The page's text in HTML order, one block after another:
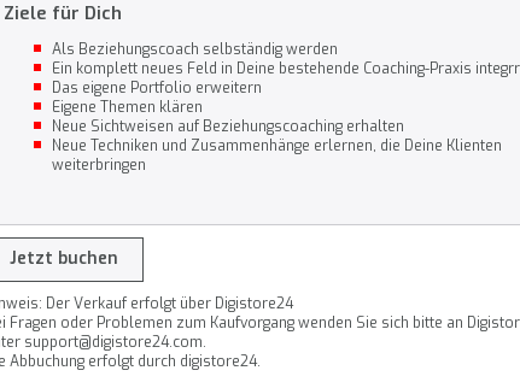
Ziele für Dich
Als Beziehungscoach selbständig werden
Ein komplett neues Feld in Deine bestehende Coaching-Praxis
Das eigene Portfolio erweitern
Eigene Themen klären
Neue Sichtweisen auf Beziehungscoaching erhalten
Neue Techniken und Zusammenhänge erlernen, die Deine Klienten
weiterbringen
Jetzt buchen
Der Verkauf erfolgt über Digistore24
Fragen oder Problemen zum Kaufvorgang wenden Sie sich bitte an
support@digistore24.com.
Abbuchung erfolgt durch digistore24.